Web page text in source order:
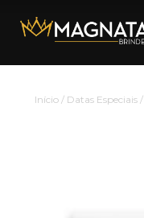
Início/ Datas Especiais/